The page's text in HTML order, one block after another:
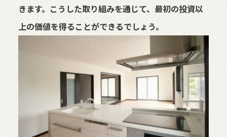
きます。こうした取り組みを通じて、最初の投資以
上の価値を得ることができるでしょう。